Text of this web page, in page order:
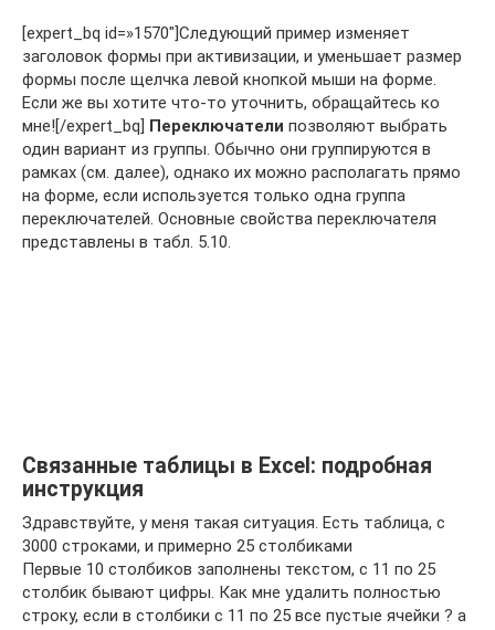
[expert_bq id=»1570″]Следующий пример изменяет
заголовок формы при активизации, и уменьшает размер
формы после щелчка левой кнопкой мыши на форме.
Если же вы хотите что-то уточнить, обращайтесь ко
мне![/expert_bq] Переключатели позволяют выбрать
один вариант из группы. Обычно они группируются в
рамках (см. далее), однако их можно располагать прямо
на форме, если используется только одна группа
переключателей. Основные свойства переключателя
представлены в табл. 5.10.
Связанные таблицы в Excel: подробная
инструкция
Здравствуйте, у меня такая ситуация. Есть таблица, с
3000 строками, и примерно 25 столбиками
Первые 10 столбиков заполнены текстом, с 11 по 25
столбик бывают цифры. Как мне удалить полностью
строку, если в столбики с 11 по 25 все пустые ячейки ? а